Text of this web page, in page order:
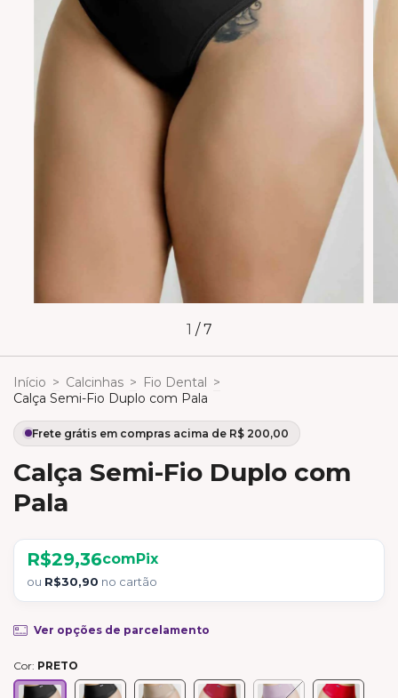
1 /7
Início > Calcinhas > Fio Dental >
Calça Semi-Fio Duplo com Pala
Calça Semi-Fio Duplo com
Pala
R$29,36com Pix
ou R$30,90 no cartão
Ver opções de parcelamento
Cor: PRETO